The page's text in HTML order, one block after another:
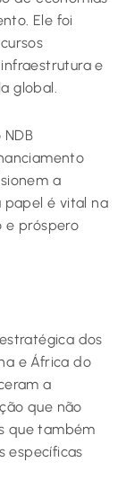
Ele foi
e
global.
a
papel é vital na
e próspero
dos
e África do
a
que não
que também
específicas